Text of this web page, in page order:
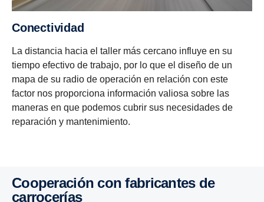
Conectividad
La distancia hacia el taller más cercano influye en su
tiempo efectivo de trabajo, por lo que el diseño de un
mapa de su radio de operación en relación con este
factor nos proporciona información valiosa sobre las
maneras en que podemos cubrir sus necesidades de
reparación y mantenimiento.
Cooperación con fabricantes de
carrocerías